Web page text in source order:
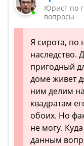
Юрист по
вопросы
Я сирота, по
наследство.
пригодный
доме живет
ним делим
квадратам
обоих. Но
не могу.
данным